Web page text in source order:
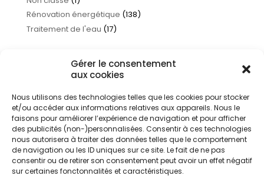
Gérer le consentement
aux cookies
Nous utilisons des technologies telles que les cookies pour stocker
et/ou accéder aux informations relatives aux appareils. Nous le
faisons pour améliorer l’expérience de navigation et pour afficher
des publicités (non-)personnalisées. Consentir à ces technologies
nous autorisera à traiter des données telles que le comportement
de navigation ou les ID uniques sur ce site. Le fait de ne pas
consentir ou de retirer son consentement peut avoir un effet négatif
sur certaines fonctonnalités et caractéristiques.
Rénovation énergétique (138)
Traitement de l'eau (17)
Devis gratuit